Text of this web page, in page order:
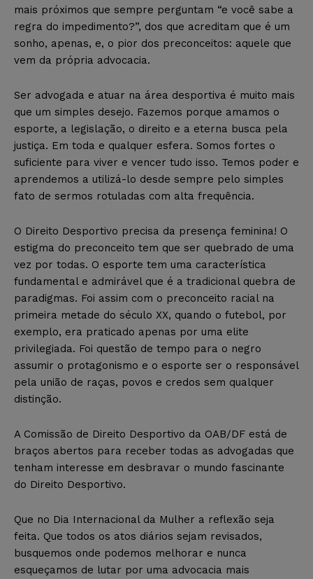
mais próximos que sempre perguntam “e você sabe a
regra do impedimento?”, dos que acreditam que é um
sonho, apenas, e, o pior dos preconceitos: aquele que
vem da própria advocacia.
Ser advogada e atuar na área desportiva é muito mais
que um simples desejo. Fazemos porque amamos o
esporte, a legislação, o direito e a eterna busca pela
justiça. Em toda e qualquer esfera. Somos fortes o
suficiente para viver e vencer tudo isso. Temos poder e
aprendemos a utilizá-lo desde sempre pelo simples
fato de sermos rotuladas com alta frequência.
O Direito Desportivo precisa da presença feminina! O
estigma do preconceito tem que ser quebrado de uma
vez por todas. O esporte tem uma característica
fundamental e admirável que é a tradicional quebra de
paradigmas. Foi assim com o preconceito racial na
primeira metade do século XX, quando o futebol, por
exemplo, era praticado apenas por uma elite
privilegiada. Foi questão de tempo para o negro
assumir o protagonismo e o esporte ser o responsável
pela união de raças, povos e credos sem qualquer
distinção.
A Comissão de Direito Desportivo da OAB/DF está de
braços abertos para receber todas as advogadas que
tenham interesse em desbravar o mundo fascinante
do Direito Desportivo.
Que no Dia Internacional da Mulher a reflexão seja
feita. Que todos os atos diários sejam revisados,
busquemos onde podemos melhorar e nunca
esqueçamos de lutar por uma advocacia mais